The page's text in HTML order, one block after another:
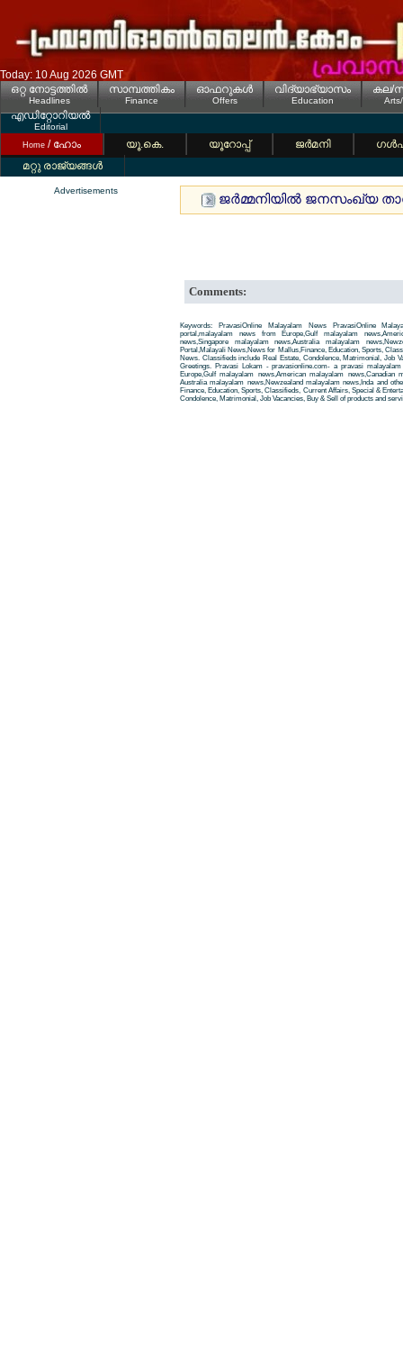
Today: 10 Aug 2026 GMT
ഒറ്റ നോട്ടത്തില്‍
Headlines
സാമ്പത്തികം
Finance
ഓഫറുകള്‍
Offers
വിദ്യാഭ്യാസം
Education
കല/
എഡിറ്റോറിയല്‍
Editorial
Home / ഹോം യൂ.കെ. യൂറോപ്പ് ജര്‍മനി
മറ്റു രാജ്യങ്ങള്‍
Advertisements
ജര്‍മ്മനിയില്‍ ജനസംഖ്യ
Comments:
Keywords: PravasiOnline Malayalam News PravasiOnline
portal,malayalam news from Europe,Gulf malayalam
news,Singapore malayalam news,Australia malayalam
Portal,Malayali News,News for Mallus,Finance, Education, Sports,
News. Classifieds include Real Estate, Condolence, Matrimonial, Job
Greetings. Pravasi Lokam - pravasionline.com- a pravasi
Europe,Gulf malayalam news,American malayalam news,Canadian
Australia malayalam news,Newzealand malayalam news,Inda and
Finance, Education, Sports, Classifieds, Current Affairs, Special &
Condolence, Matrimonial, Job Vacancies, Buy & Sell of products and